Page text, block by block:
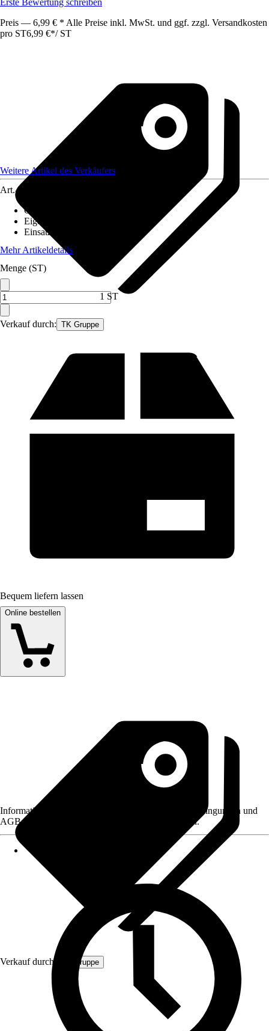
Erste Bewertung schreiben
Preis — 6,99 € * Alle Preise inkl. MwSt. und ggf. zzgl. Versandkosten
pro ST6,99 €*/ ST
Verkauf durch: TK Gruppe
Weitere Artikel des Verkäufers
Art.-Nr.
Geeignet für Untergrund
Eigenschaften
Einsatzbereich
Mehr Artikeldetails
Menge (ST)
1 ST
Bequem liefern lassen
Online bestellen
Verkauf durch: TK Gruppe
Informationen des Verkäufers, wie z. B. Rückgabebedingungen und
AGB, finden Sie bei Klick auf den Verkäufernamen.